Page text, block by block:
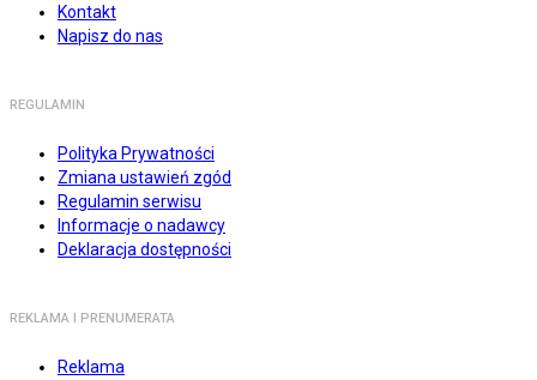
Kontakt
Napisz do nas
REGULAMIN
Polityka Prywatności
Zmiana ustawień zgód
Regulamin serwisu
Informacje o nadawcy
Deklaracja dostępności
REKLAMA I PRENUMERATA
Reklama